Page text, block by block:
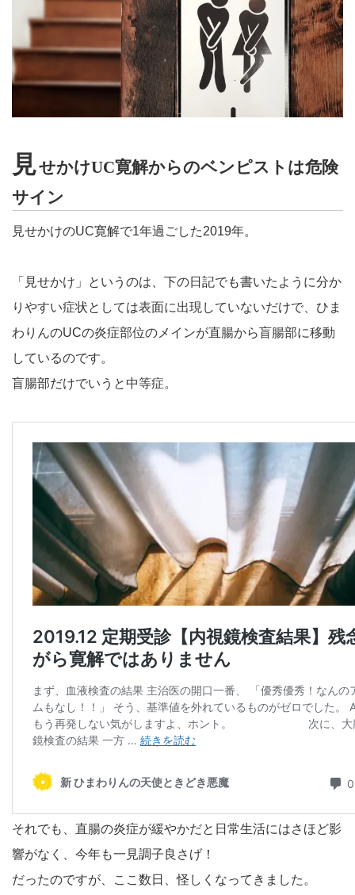
見せかけUC寛解からのベンピストは危険
サイン
見せかけのUC寛解で1年過ごした2019年。
「見せかけ」というのは、下の日記でも書いたように分か
りやすい症状としては表面に出現していないだけで、ひま
わりんのUCの炎症部位のメインが直腸から盲腸部に移動
しているのです。
盲腸部だけでいうと中等症。
それでも、直腸の炎症が緩やかだと日常生活にはさほど影
響がなく、今年も一見調子良さげ！
だったのですが、ここ数日、怪しくなってきました。